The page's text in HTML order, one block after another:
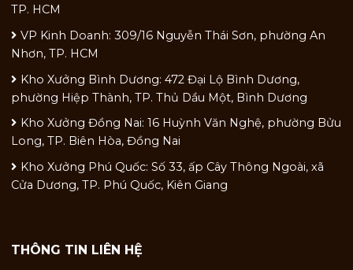
TP. HCM
VP Kinh Doanh: 309/16 Nguyễn Thái Sơn, phường An
Nhơn, TP. HCM
Kho Xưởng Bình Dương: 472 Đại Lộ Bình Dương,
phường Hiệp Thành, TP. Thủ Dầu Một, Bình Dương
Kho Xưởng Đồng Nai: 16 Huỳnh Văn Nghệ, phường Bửu
Long, TP. Biên Hòa, Đồng Nai
Kho Xưởng Phú Quốc: Số 33, ấp Cây Thông Ngoài, xã
Cửa Dương, TP. Phú Quốc, Kiên Giang
THÔNG TIN LIÊN HỆ